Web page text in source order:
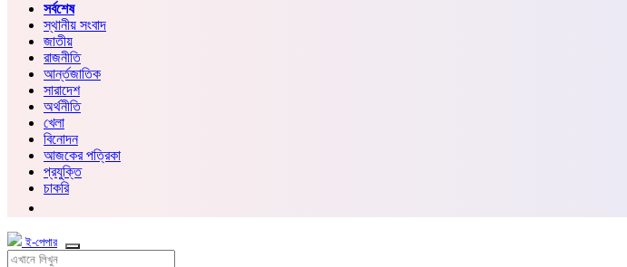
সর্বশেষ
স্থানীয় সংবাদ
জাতীয়
রাজনীতি
আর্ন্তজাতিক
সারাদেশ
অর্থনীতি
খেলা
বিনোদন
আজকের পত্রিকা
প্রযুক্তি
চাকরি
ই-পেপার